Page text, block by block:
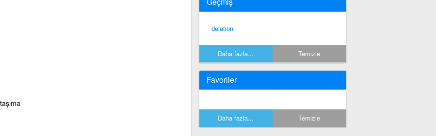
delation
Daha fazla... Temizle
Favoriler
Daha fazla... Temizle